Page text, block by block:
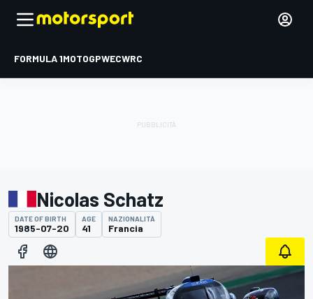
FORMULA 1MOTOGPWECWRC
Nicolas Schatz
DATE OF BIRTH
1985-07-20
AGE
41
NAZIONALITÀ
Francia